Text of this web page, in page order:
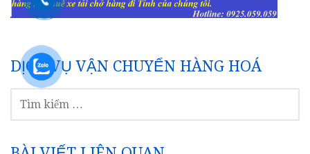
DỊCH VỤ VẬN CHUYỂN HÀNG HOÁ
KIẾM